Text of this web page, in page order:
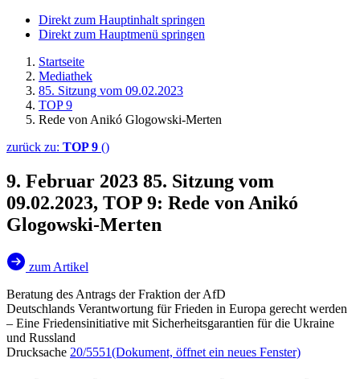
Direkt zum Hauptinhalt springen
Direkt zum Hauptmenü springen
Startseite
Mediathek
85. Sitzung vom 09.02.2023
TOP 9
Rede von Anikó Glogowski-Merten
zurück zu: TOP 9 ()
9. Februar 2023 85. Sitzung vom
09.02.2023, TOP 9: Rede von Anikó
Glogowski-Merten
zum Artikel
Beratung des Antrags der Fraktion der AfD
Deutschlands Verantwortung für Frieden in Europa gerecht werden
– Eine Friedensinitiative mit Sicherheitsgarantien für die Ukraine
und Russland
Drucksache 20/5551(Dokument, öffnet ein neues Fenster)